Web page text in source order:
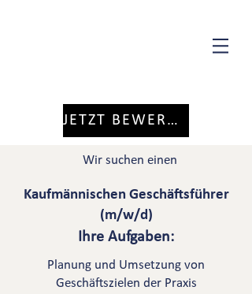
JETZT BEWERBEN
Wir suchen einen
Kaufmännischen Geschäftsführer
(m/w/d)
Ihre Aufgaben:
Planung und Umsetzung von
Geschäftszielen der Praxis